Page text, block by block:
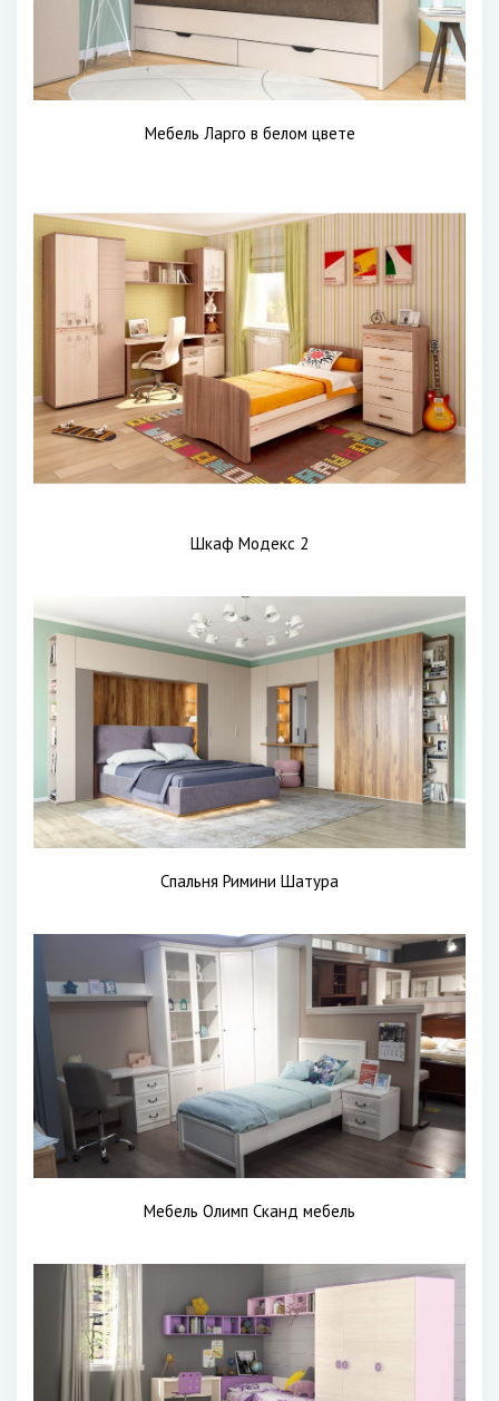
Мебель Ларго в белом цвете
Шкаф Модекс 2
Спальня Римини Шатура
Мебель Олимп Сканд мебель